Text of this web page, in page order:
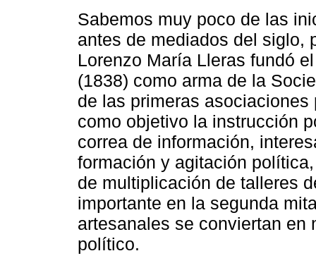
Sabemos muy poco de las
antes de mediados del siglo,
Lorenzo María Lleras fundó
(1838) como arma de la
de las primeras
como objetivo la instrucción
correa de información,
formación y agitación
de multiplicación de talleres
importante en la segunda
artesanales se conviertan en
político.